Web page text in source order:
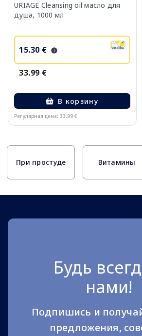
URIAGE Cleansing oil масло для
душа, 1000 мл
15.30 €
33.99 €
В корзину
Регулярная цена: 33.99 €
При простуде Витамины
Будь
нами!
Подпишись и
предложения,